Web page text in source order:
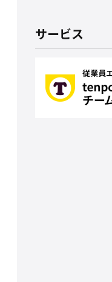
サービス